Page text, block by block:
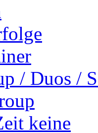
/ Duos /
keine